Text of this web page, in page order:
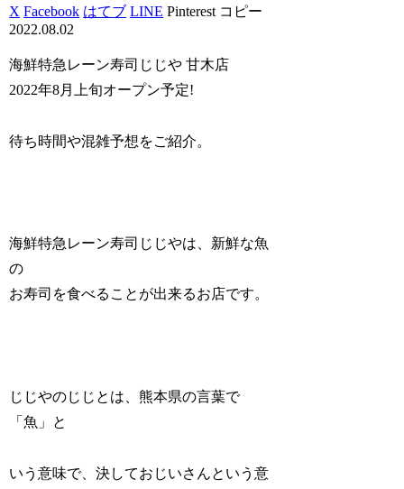
X Facebook はてブ LINE Pinterest コピー
2022.08.02
海鮮特急レーン寿司じじや 甘木店
2022年8月上旬オープン予定!
待ち時間や混雑予想をご紹介。
海鮮特急レーン寿司じじやは、新鮮な魚
の
お寿司を食べることが出来るお店です。
じじやのじじとは、熊本県の言葉で
「魚」と
いう意味で、決しておじいさんという意